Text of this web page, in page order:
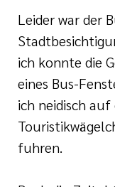
Leider war der
ich konnte die
eines Bus-
ich neidisch
fuhren.